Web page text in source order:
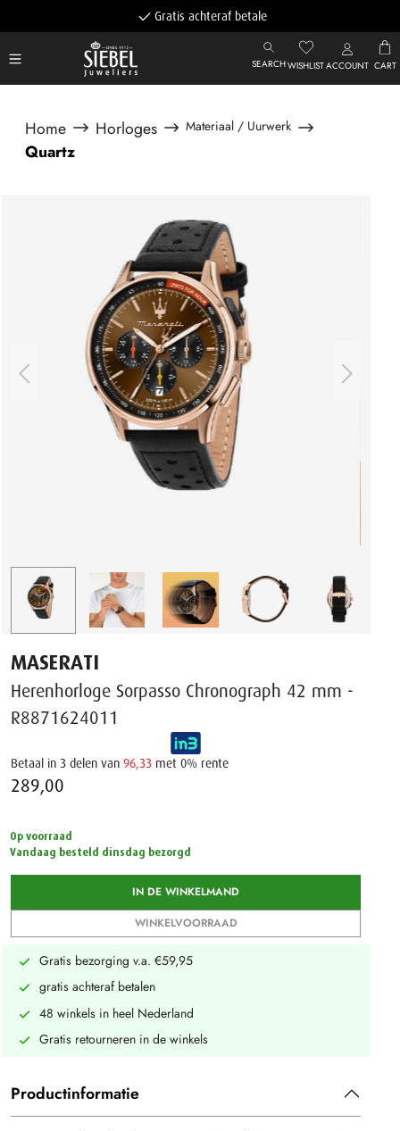
Gratis achteraf betalen
SEARCHWISHLISTACCOUNT CART
Home Horloges Materiaal / Uurwerk
Quartz
MASERATI
Herenhorloge Sorpasso Chronograph 42 mm -
R8871624011
Betaal in 3 delen van 96,33 met 0% rente
289,00 ‌
Op voorraad
Vandaag besteld dinsdag bezorgd
IN DE WINKELMAND
WINKELVOORRAAD
Gratis bezorging v.a. €59,95
gratis achteraf betalen
48 winkels in heel Nederland
Gratis retourneren in de winkels
Productinformatie